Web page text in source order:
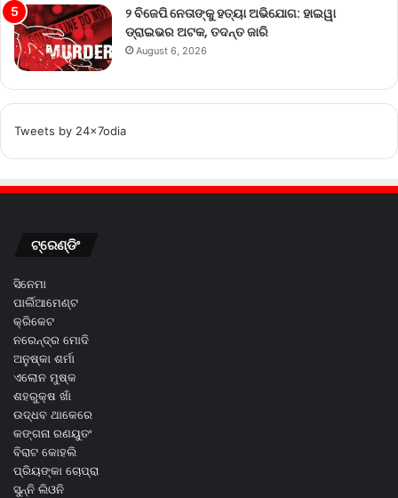
୨ ବିଜେପି ନେତାଙ୍କୁ ହତ୍ୟା ଅଭିଯୋଗ: ହାଇୱା
ଡ୍ରାଇଭର ଅଟକ, ତଦନ୍ତ ଜାରି
August 6, 2026
Tweets by 24x7odia
ଟ୍ରେଣ୍ଡିଂ
ସିନେମା
ପାର୍ଲିଆମେଣ୍ଟ
କ୍ରିକେଟ
ନରେନ୍ଦ୍ର ମୋଦି
ଅନୁଷ୍କା ଶର୍ମା
ଏଲୋନ ମୁଷ୍କ
ଶହରୁକ୍ଷ ଖାଁ
ଉଦ୍ଧବ ଥାକେରେ
କଙ୍ଗନା ରଣୟୁତଂ
ବିରାଟ କୋହଲି
ପ୍ରିୟଙ୍କା ଚୋପ୍ରା
ସୁନ୍ନି ଲିଓନି